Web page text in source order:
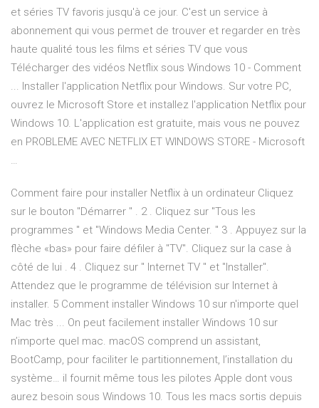
et séries TV favoris jusqu'à ce jour. C'est un service à
abonnement qui vous permet de trouver et regarder en très
haute qualité tous les films et séries TV que vous
Télécharger des vidéos Netflix sous Windows 10 - Comment
... Installer l'application Netflix pour Windows. Sur votre PC,
ouvrez le Microsoft Store et installez l'application Netflix pour
Windows 10. L'application est gratuite, mais vous ne pouvez
en PROBLEME AVEC NETFLIX ET WINDOWS STORE - Microsoft
…
Comment faire pour installer Netflix à un ordinateur Cliquez
sur le bouton "Démarrer " . 2 . Cliquez sur "Tous les
programmes " et "Windows Media Center. " 3 . Appuyez sur la
flèche «bas» pour faire défiler à "TV". Cliquez sur la case à
côté de lui . 4 . Cliquez sur " Internet TV " et "Installer".
Attendez que le programme de télévision sur Internet à
installer. 5 Comment installer Windows 10 sur n'importe quel
Mac très ... On peut facilement installer Windows 10 sur
n’importe quel mac. macOS comprend un assistant,
BootCamp, pour faciliter le partitionnement, l’installation du
système… il fournit même tous les pilotes Apple dont vous
aurez besoin sous Windows 10. Tous les macs sortis depuis